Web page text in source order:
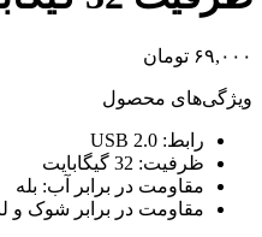
۶۹,۰۰۰ تومان
ویژگی‌های محصول
رابط: USB 2.0
ظرفیت: 32 گیگابایت
مقاومت در برابر آب: بله
مقاومت در برابر شوک و